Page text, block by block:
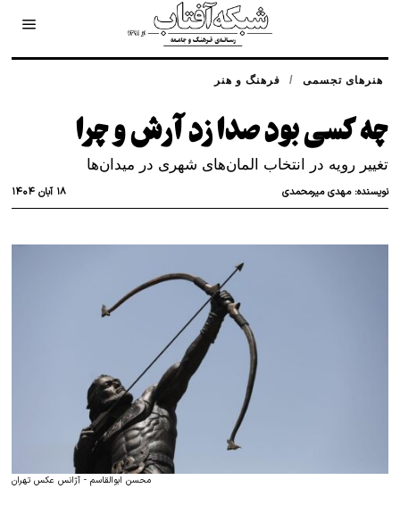
فرهنگ و هنر / هنرهای تجسمی
چه کسی بود صدا زد آرش و چرا
تغییر رویه در انتخاب المان‌های شهری در میدان‌ها
نویسنده:مهدی میرمحمدی ۱۸ آبان ۱۴۰۴
محسن ابوالقاسم - آژانس عکس تهران